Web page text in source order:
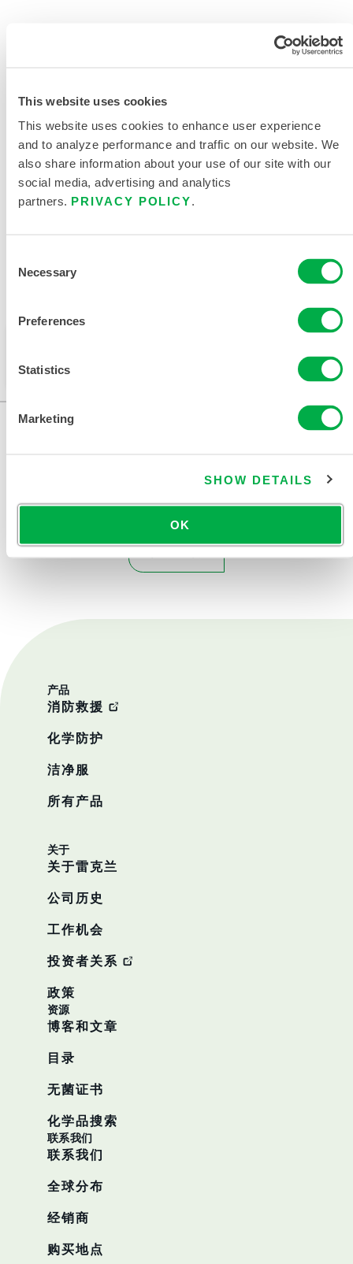
This website uses cookies
This website uses cookies to enhance user experience
and to analyze performance and traffic on our website. We
also share information about your use of our site with our
social media, advertising and analytics
partners. PRIVACY POLICY.
Selection
Necessary
Preferences
Statistics
Marketing
SHOW DETAILS
OK
产品资料
相关文件
限次性与化学防护服尺码表
销售区域包括：加拿大、墨西哥、南美洲、欧洲、印度、
联系我们
产品
消防救援
化学防护
洁净服
所有产品
关于
关于雷克兰
公司历史
工作机会
投资者关系
政策
资源
博客和文章
目录
无菌证书
化学品搜索
联系我们
联系我们
全球分布
经销商
购买地点